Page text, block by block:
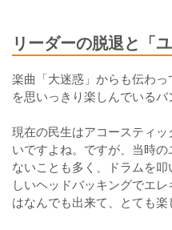
リーダーの脱退と「
楽曲「大迷惑」からも伝わ
を思いっきり楽しんでいるバ
現在の民生はアコースティ
いですよね。ですが、当時
ないことも多く、ドラムを
しいヘッドバッキングでエ
はなんでも出来て、とても楽